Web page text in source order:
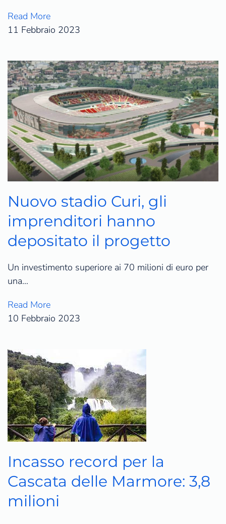
Read More
11 Febbraio 2023
Nuovo stadio Curi, gli
imprenditori hanno
depositato il progetto
Un investimento superiore ai 70 milioni di euro per
una…
Read More
10 Febbraio 2023
Incasso record per la
Cascata delle Marmore: 3,8
milioni